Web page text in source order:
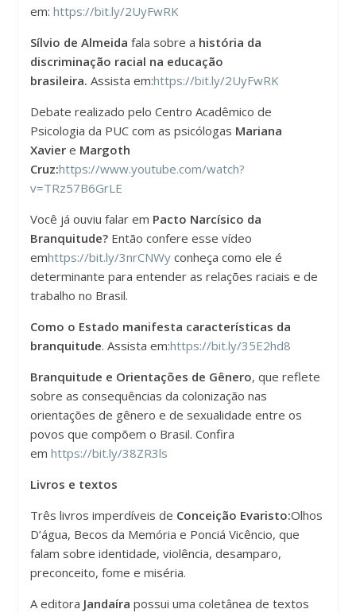
em:https://bit.ly/2UyFwRK
Sílvio de Almeida fala sobre a história da
discriminação racial na educação
brasileira.Assista em:https://bit.ly/2UyFwRK
Debate realizado pelo Centro Acadêmico de
Psicologia da PUC com as psicólogas Mariana
Xavier e Margoth
Cruz:https://www.youtube.com/watch?
v=TRz57B6GrLE
Você já ouviu falar em Pacto Narcísico da
Branquitude? Então confere esse vídeo
emhttps://bit.ly/3nrCNWy conheça como ele é
determinante para entender as relações raciais e de
trabalho no Brasil.
Como o Estado manifesta características da
branquitude. Assista em:https://bit.ly/35E2hd8
Branquitude e Orientações de Gênero, que reflete
sobre as consequências da colonização nas
orientações de gênero e de sexualidade entre os
povos que compõem o Brasil. Confira
emhttps://bit.ly/38ZR3ls
Livros e textos
Três livros imperdíveis de Conceição Evaristo:Olhos
D’água, Becos da Memória e Ponciá Vicêncio, que
falam sobre identidade, violência, desamparo,
preconceito, fome e miséria.
A editora Jandaíra possui uma coletânea de textos